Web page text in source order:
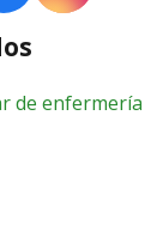
de enfermería